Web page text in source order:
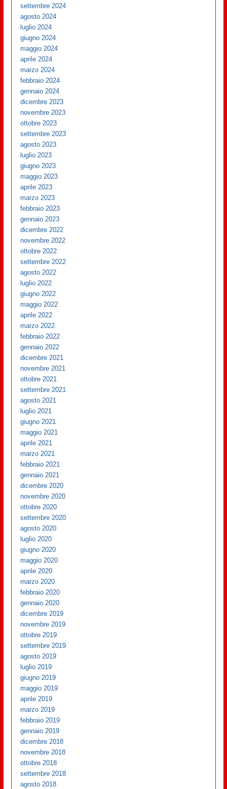
settembre 2024
agosto 2024
luglio 2024
giugno 2024
maggio 2024
aprile 2024
marzo 2024
febbraio 2024
gennaio 2024
dicembre 2023
novembre 2023
ottobre 2023
settembre 2023
agosto 2023
luglio 2023
giugno 2023
maggio 2023
aprile 2023
marzo 2023
febbraio 2023
gennaio 2023
dicembre 2022
novembre 2022
ottobre 2022
settembre 2022
agosto 2022
luglio 2022
giugno 2022
maggio 2022
aprile 2022
marzo 2022
febbraio 2022
gennaio 2022
dicembre 2021
novembre 2021
ottobre 2021
settembre 2021
agosto 2021
luglio 2021
giugno 2021
maggio 2021
aprile 2021
marzo 2021
febbraio 2021
gennaio 2021
dicembre 2020
novembre 2020
ottobre 2020
settembre 2020
agosto 2020
luglio 2020
giugno 2020
maggio 2020
aprile 2020
marzo 2020
febbraio 2020
gennaio 2020
dicembre 2019
novembre 2019
ottobre 2019
settembre 2019
agosto 2019
luglio 2019
giugno 2019
maggio 2019
aprile 2019
marzo 2019
febbraio 2019
gennaio 2019
dicembre 2018
novembre 2018
ottobre 2018
settembre 2018
agosto 2018